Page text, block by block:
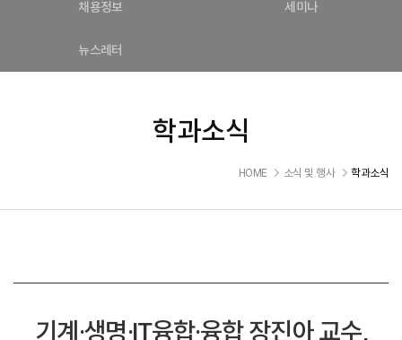
채용정보 세미나
뉴스레터
학과소식
HOME 소식 및 행사 학과소식
기계·생명·IT융합·융합 장진아 교수,